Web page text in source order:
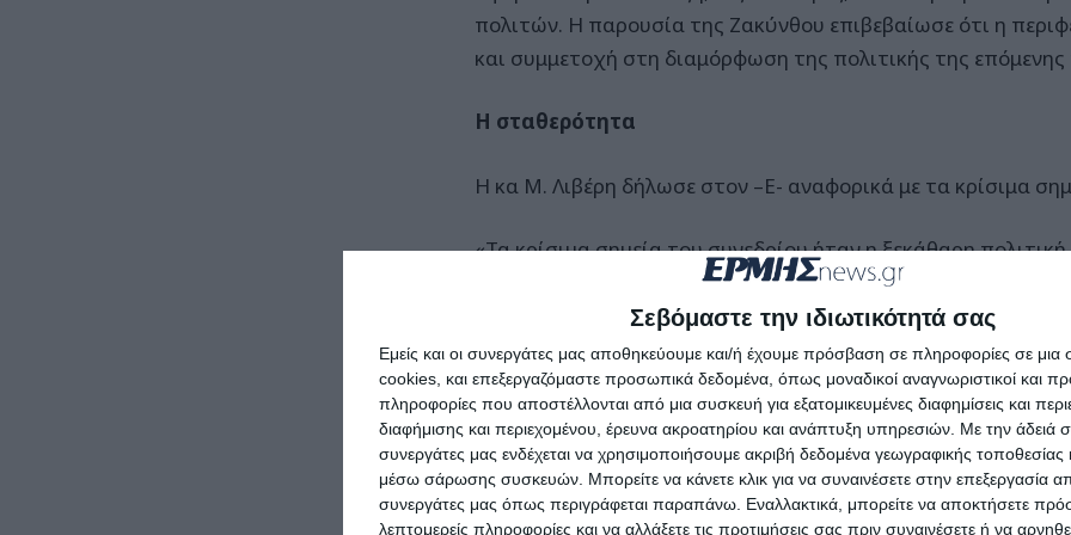
Σεβόμαστε την ιδιωτικότητά σας
Εμείς και οι συνεργάτες μας αποθηκεύουμε και/ή έχουμε πρόσβαση σε πληροφορίες σε
cookies, και επεξεργαζόμαστε προσωπικά δεδομένα, όπως μοναδικοί αναγνωριστικοί και
πληροφορίες που αποστέλλονται από μια συσκευή για εξατομικευμένες διαφημίσεις και
διαφήμισης και περιεχομένου, έρευνα ακροατηρίου και ανάπτυξη υπηρεσιών. Με την άδειά
συνεργάτες μας ενδέχεται να χρησιμοποιήσουμε ακριβή δεδομένα γεωγραφικής τοποθεσίας
μέσω σάρωσης συσκευών. Μπορείτε να κάνετε κλικ για να συναινέσετε στην επεξεργασία
συνεργάτες μας όπως περιγράφεται παραπάνω. Εναλλακτικά, μπορείτε να αποκτήσετε
λεπτομερείς πληροφορίες και να αλλάξετε τις προτιμήσεις σας πριν συναινέσετε ή να
πολιτών. Η παρουσία της Ζακύνθου επιβεβαίωσε ότι η
και συμμετοχή στη διαμόρφωση της πολιτικής της επόμενης
Η σταθερότητα
Η κα Μ. Λιβέρη δήλωσε στον –Ε- αναφορικά με τα κρίσιμα
«Τα κρίσιμα σημεία του συνεδρίου ήταν η ξεκάθαρη
εκλογές του 2027, η έμφαση στη σταθερότητα και η
παροχολογίας. Παράλληλα, παρουσιάστηκε το νέο
τους πολίτες, με προτεραιότητες την ευημερία, την ασφάλεια
αναγέννηση της χώρας. Ιδιαίτερη βαρύτητα είχε επίσης η
οι μεταρρυθμίσεις με σοβαρότητα και ρεαλισμό, απέναντι
παραμένουν εγκλωβισμένες σε ξεπερασμένα συνθήματα
Η ομιλία